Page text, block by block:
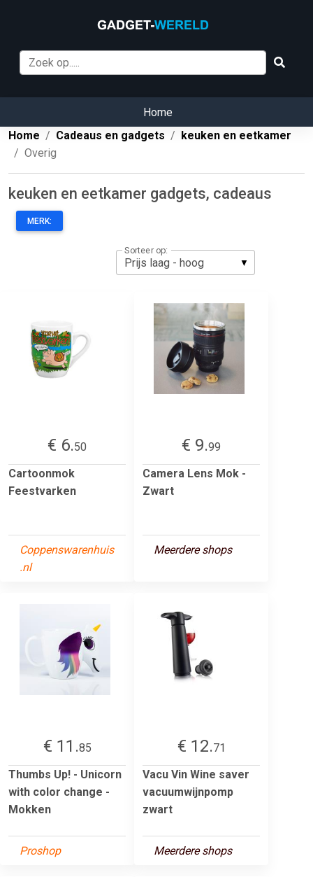
Home
Home
Cadeaus en gadgets
keuken en eetkamer
Overig
keuken en eetkamer gadgets, cadeaus
MERK:
Sorteer op:
€ 6.50
Cartoonmok
Feestvarken
Coppenswarenhuis
.nl
€ 9.99
Camera Lens Mok -
Zwart
Meerdere shops
€ 11.85
Thumbs Up! - Unicorn
with color change -
Mokken
Proshop
€ 12.71
Vacu Vin Wine saver
vacuumwijnpomp
zwart
Meerdere shops